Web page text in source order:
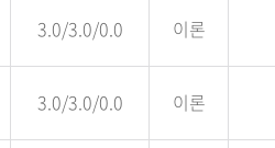
3.0/3.0/0.0 이론
3.0/3.0/0.0 이론